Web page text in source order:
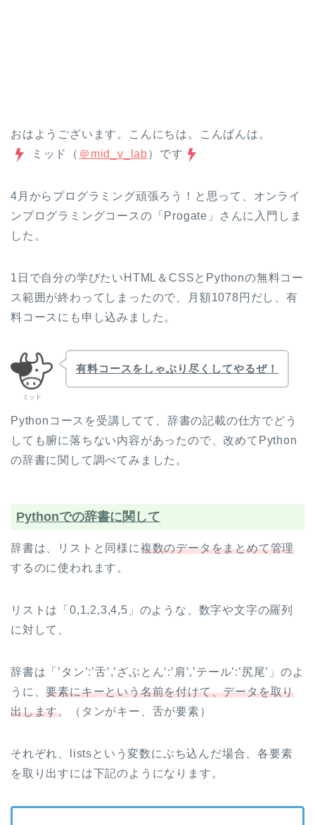
おはようございます。こんにちは。こんばんは。
ミッド（ ＠mid_v_lab）です
4月からプログラミング頑張ろう！と思って、オンライ
ンプログラミングコースの「Progate」さんに入門しま
した。
1日で自分の学びたいHTML＆CSSとPythonの無料コー
ス範囲が終わってしまったので、月額1078円だし、有
料コースにも申し込みました。
ミッド
有料コースをしゃぶり尽くしてやるぜ！
Pythonコースを受講してて、辞書の記載の仕方でどう
しても腑に落ちない内容があったので、改めてPython
の辞書に関して調べてみました。
Pythonでの辞書に関して
辞書は、リストと同様に複数のデータをまとめて管理
するのに使われます。
リストは「0,1,2,3,4,5」のような、数字や文字の羅列
に対して、
辞書は「’タン’:’舌’,’ざぶとん’:’肩’,’テール’:’尻尾’」のよ
うに、要素にキーという名前を付けて、データを取り
出します。（タンがキー、舌が要素）
それぞれ、listsという変数にぶち込んだ場合、各要素
を取り出すには下記のようになります。